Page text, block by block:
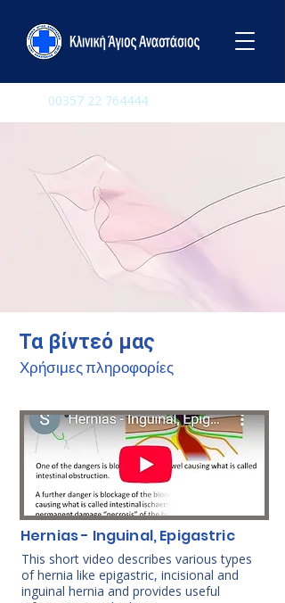
00357 22 764444
Τα βίντεό μας
Χρήσιμες πληροφορίες
Hernias - Inguinal, Epigastric
This short video describes various types
of hernia like epigastric, incisional and
inguinal hernia and provides useful